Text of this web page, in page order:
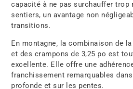
capacité à ne pas surchauffer trop
sentiers, un avantage non
transitions.
En montagne, la combinaison de
et des crampons de 3,25 po est
excellente. Elle offre une
franchissement remarquables
profonde et sur les pentes.